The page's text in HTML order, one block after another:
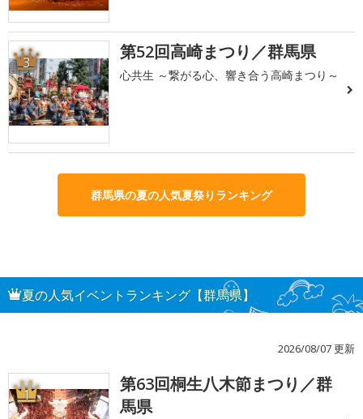
3 第52回高崎まつり／群馬県
心共生 ～繋がる心、響き合う高崎まつり～
群馬県の夏の人気夏祭りランキング
夏の人気イベントランキング【群馬県】
2026/08/07 更新
1
第63回桐生八木節まつり／群
馬県